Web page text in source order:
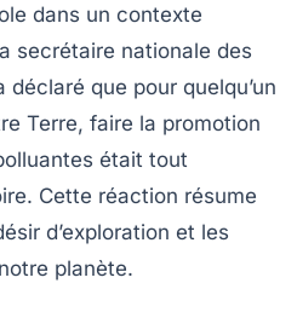
dans un contexte
secrétaire nationale des
que pour quelqu’un
Terre, faire la promotion
était tout
Cette réaction résume
d’exploration et les
planète.